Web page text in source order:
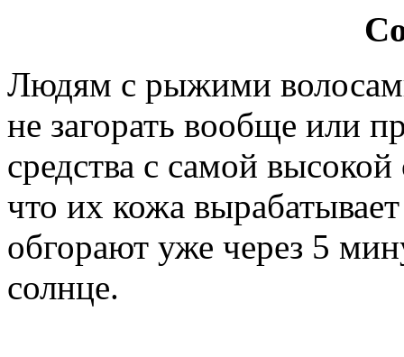
Людям с рыжими
не загорать вообще или
средства с самой
что их кожа
обгорают уже через 5
солнце.